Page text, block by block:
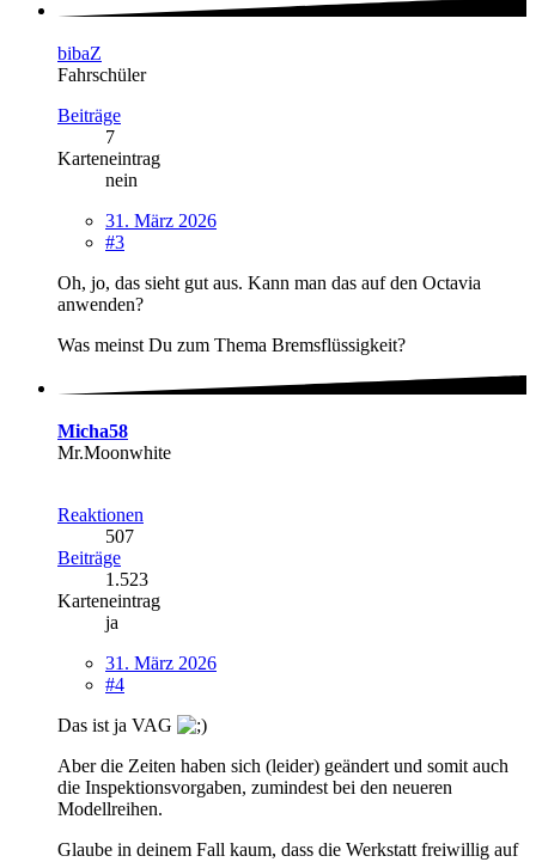
bibaZ
Fahrschüler
Beiträge
7
Karteneintrag
nein
31. März 2026
#3
Oh, jo, das sieht gut aus. Kann man das auf den Octavia
anwenden?
Was meinst Du zum Thema Bremsflüssigkeit?
Micha58
Mr.Moonwhite
Reaktionen
507
Beiträge
1.523
Karteneintrag
ja
31. März 2026
#4
Das ist ja VAG
Aber die Zeiten haben sich (leider) geändert und somit auch
die Inspektionsvorgaben, zumindest bei den neueren
Modellreihen.
Glaube in deinem Fall kaum, dass die Werkstatt freiwillig auf